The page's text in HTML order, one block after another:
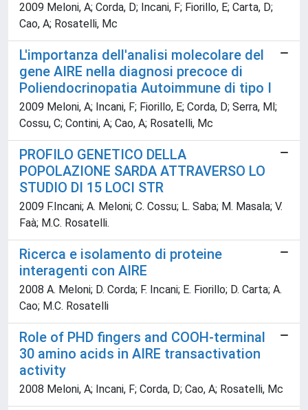
2009 Meloni, A; Corda, D; Incani, F; Fiorillo, E; Carta, D;
Cao, A; Rosatelli, Mc
L'importanza dell'analisi molecolare del
gene AIRE nella diagnosi precoce di
Poliendocrinopatia Autoimmune di tipo I
2009 Meloni, A; Incani, F; Fiorillo, E; Corda, D; Serra, Ml;
Cossu, C; Contini, A; Cao, A; Rosatelli, Mc
PROFILO GENETICO DELLA
POPOLAZIONE SARDA ATTRAVERSO LO
STUDIO DI 15 LOCI STR
2009 F.Incani; A. Meloni; C. Cossu; L. Saba; M. Masala; V.
Faà; M.C. Rosatelli.
Ricerca e isolamento di proteine
interagenti con AIRE
2008 A. Meloni; D. Corda; F. Incani; E. Fiorillo; D. Carta; A.
Cao; M.C. Rosatelli
Role of PHD fingers and COOH-terminal
30 amino acids in AIRE transactivation
activity
2008 Meloni, A; Incani, F; Corda, D; Cao, A; Rosatelli, Mc